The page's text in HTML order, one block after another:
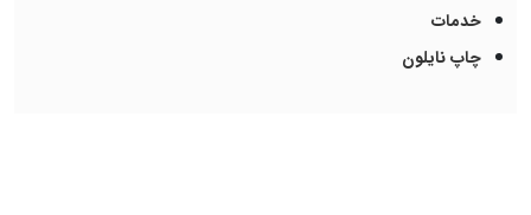
خدمات
چاپ نایلون